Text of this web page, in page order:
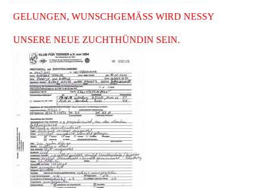
GELUNGEN, WUNSCHGEMÄSS WIRD NESSY
UNSERE NEUE ZUCHTHÜNDIN SEIN.